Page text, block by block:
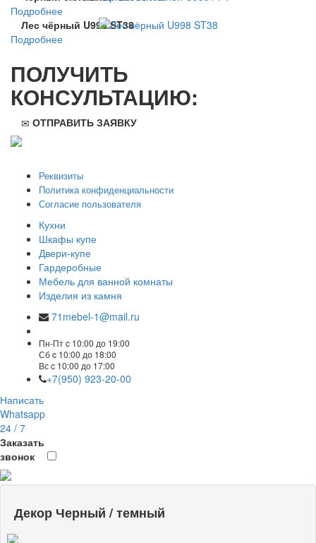
Подробнее
Лес чёрный U998 ST38
Подробнее
ПОЛУЧИТЬ
КОНСУЛЬТАЦИЮ:
ОТПРАВИТЬ ЗАЯВКУ
Реквизиты
Политика конфиденциальности
Согласие пользователя
Кухни
Шкафы купе
Двери-купе
Гардеробные
Мебель для ванной комнаты
Изделия из камня
71mebel-1@mail.ru
Пн-Пт c 10:00 до 19:00
Сб c 10:00 до 18:00
Вс c 10:00 до 17:00
+7(950) 923-20-00
Написать
Whatsapp
24 / 7
Заказать
звонок
Декор Черный / темный